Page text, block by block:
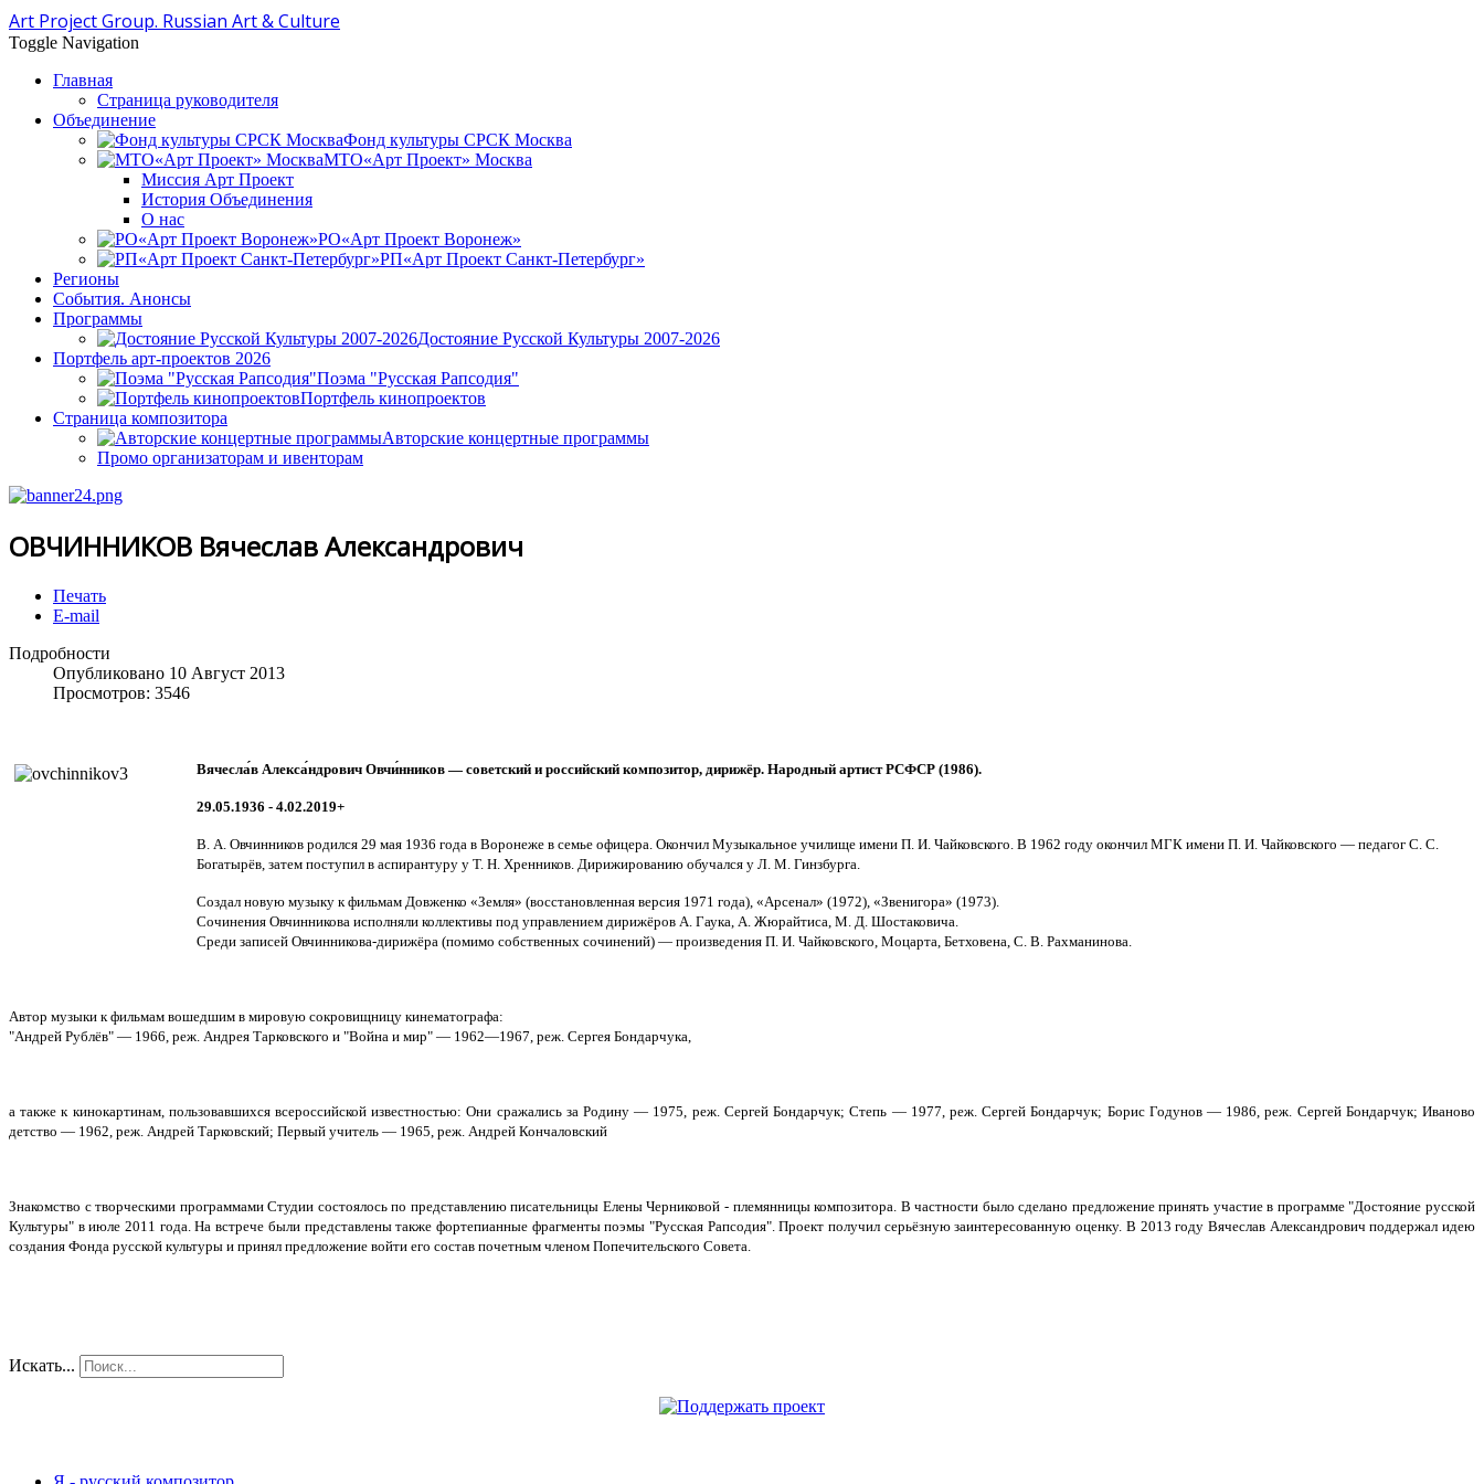
Art Project Group. Russian Art & Culture
Toggle Navigation
Главная
Страница руководителя
Объединение
Фонд культуры СРСК Москва
МТО«Арт Проект» Москва
Миссия Арт Проект
История Объединения
О нас
РО«Арт Проект Воронеж»
РП«Арт Проект Санкт-Петербург»
Регионы
События. Анонсы
Программы
Достояние Русской Культуры 2007-2026
Портфель арт-проектов 2026
Поэма "Русская Рапсодия"
Портфель кинопроектов
Страница композитора
Авторские концертные программы
Промо организаторам и ивенторам
ОВЧИННИКОВ Вячеслав Александрович
Печать
E-mail
Подробности
Опубликовано 10 Август 2013
Просмотров: 3546
Вячесла́в Алекса́ндрович Овчи́нников — советский и российский композитор, дирижёр. Народный артист РСФСР (1986).
29.05.1936 - 4.02.2019+
В. А. Овчинников родился 29 мая 1936 года в Воронеже в семье офицера. Окончил Музыкальное училище имени П. И. Чайковского. В 1962 году окончил МГК имени П. И. Чайковского — педагог С. С.
Богатырёв, затем поступил в аспирантуру у Т. Н. Хренников. Дирижированию обучался у Л. М. Гинзбурга.
Создал новую музыку к фильмам Довженко «Земля» (восстановленная версия 1971 года), «Арсенал» (1972), «Звенигора» (1973).
Сочинения Овчинникова исполняли коллективы под управлением дирижёров А. Гаука, А. Жюрайтиса, М. Д. Шостаковича.
Среди записей Овчинникова-дирижёра (помимо собственных сочинений) — произведения П. И. Чайковского, Моцарта, Бетховена, С. В. Рахманинова.
Автор музыки к фильмам вошедшим в мировую сокровищницу кинематографа:
"Андрей Рублёв" — 1966, реж. Андрея Тарковского и "Война и мир" — 1962—1967, реж. Сергея Бондарчука,
а также к кинокартинам, пользовавшихся всероссийской известностью: Они сражались за Родину — 1975, реж. Сергей Бондарчук; Степь — 1977, реж. Сергей Бондарчук; Борис Годунов — 1986, реж. Сергей Бондарчук; Иваново
детство — 1962, реж. Андрей Тарковский; Первый учитель — 1965, реж. Андрей Кончаловский
Знакомство с творческими программами Студии состоялось по представлению писательницы Елены Черниковой - племянницы композитора. В частности было сделано предложение принять участие в программе "Достояние русской
Культуры" в июле 2011 года. На встрече были представлены также фортепианные фрагменты поэмы "Русская Рапсодия". Проект получил серьёзную заинтересованную оценку. В 2013 году Вячеслав Александрович поддержал идею
создания Фонда русской культуры и принял предложение войти его состав почетным членом Попечительского Совета.
Искать...